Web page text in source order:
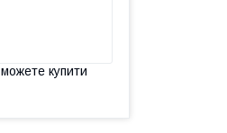
купити